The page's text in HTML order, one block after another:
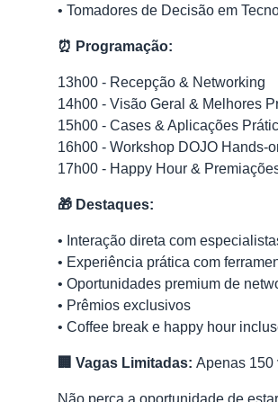
• Tomadores de Decisão em
⏰ Programação:
13h00 - Recepção & Networking
14h00 - Visão Geral & Melhores
15h00 - Cases & Aplicações
16h00 - Workshop DOJO Hands-
17h00 - Happy Hour &
🎁 Destaques:
• Interação direta com
• Experiência prática com
• Oportunidades premium de
• Prêmios exclusivos
• Coffee break e happy hour
🏢 Vagas Limitadas: Apenas 150
Não perca a oportunidade de